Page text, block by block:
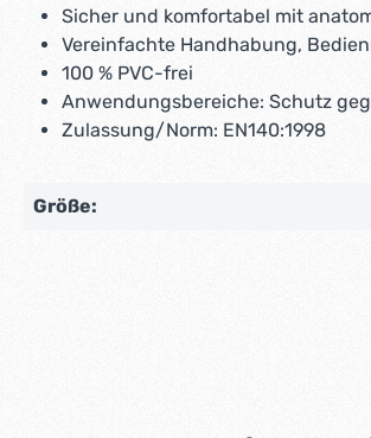
Sicher und komfortabel mit
Vereinfachte Handhabung,
100 % PVC-frei
Anwendungsbereiche: Schutz
Zulassung/Norm: EN140:1998
Größe: